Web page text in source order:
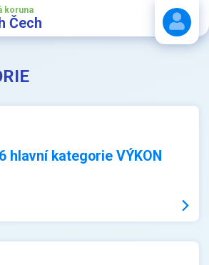
koruna
Čech
hlavní kategorie VÝKON